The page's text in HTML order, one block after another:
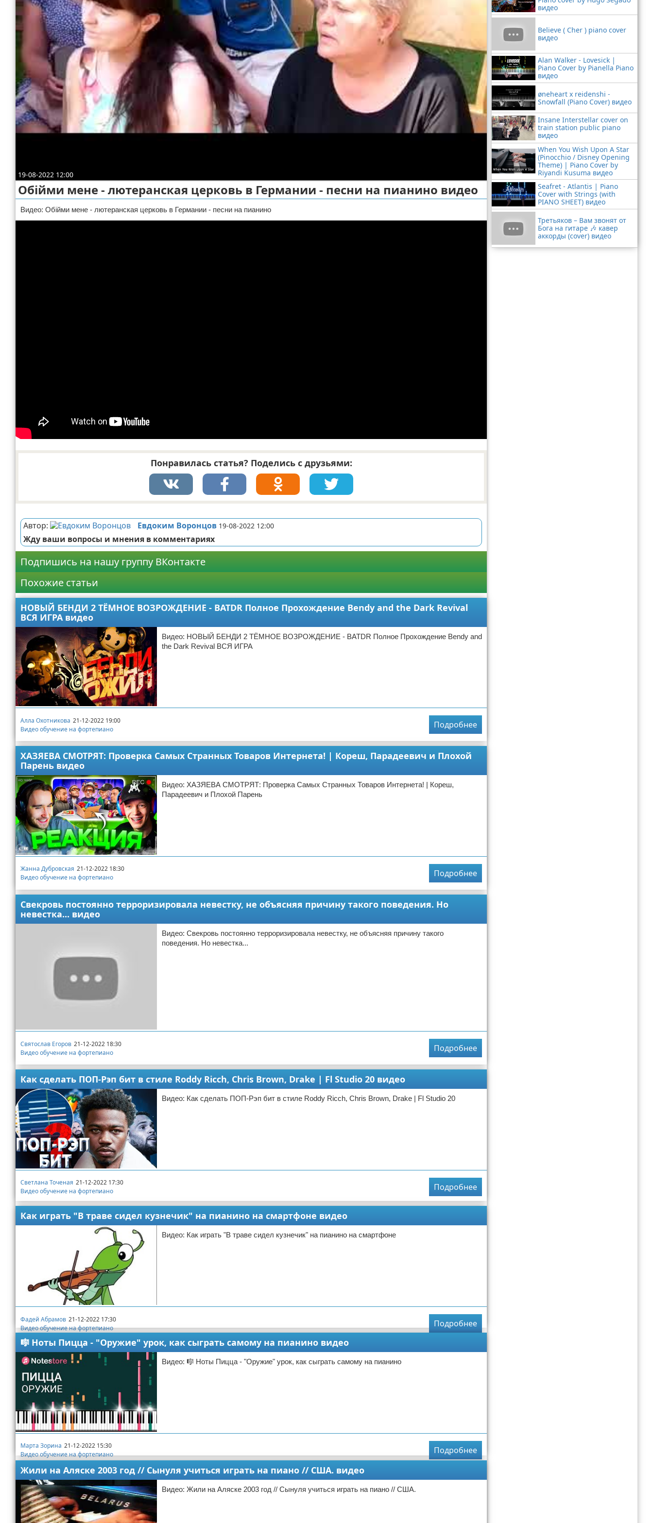
Отказ от ответственности
19-08-2022 12:00
Обiйми мене - лютеранская церковь в Германии - песни на пианино видео
Видео: Обiйми мене - лютеранская церковь в Германии - песни на пианино
Понравилась статья? Поделись с друзьями:
Автор: Евдоким Воронцов 19-08-2022 12:00
Жду ваши вопросы и мнения в комментариях
Подпишись на нашу группу ВКонтакте
Похожие статьи
НОВЫЙ БЕНДИ 2 ТЁМНОЕ ВОЗРОЖДЕНИЕ - BATDR Полное Прохождение Bendy and the Dark Revival
ВСЯ ИГРА видео
Видео: НОВЫЙ БЕНДИ 2 ТЁМНОЕ ВОЗРОЖДЕНИЕ - BATDR Полное Прохождение Bendy and
the Dark Revival ВСЯ ИГРА
Алла Охотникова 21-12-2022 19:00
Видео обучение на фортепиано
Подробнее
ХАЗЯЕВА СМОТРЯТ: Проверка Самых Странных Товаров Интернета! | Кореш, Парадеевич и Плохой
Парень видео
Видео: ХАЗЯЕВА СМОТРЯТ: Проверка Самых Странных Товаров Интернета! | Кореш,
Парадеевич и Плохой Парень
Жанна Дубровская 21-12-2022 18:30
Видео обучение на фортепиано
Подробнее
Свекровь постоянно терроризировала невестку, не объясняя причину такого поведения. Но
невестка... видео
Видео: Свекровь постоянно терроризировала невестку, не объясняя причину такого
поведения. Но невестка...
Святослав Егоров 21-12-2022 18:30
Видео обучение на фортепиано
Подробнее
Как сделать ПОП-Рэп бит в стиле Roddy Ricch, Chris Brown, Drake | Fl Studio 20 видео
Видео: Как сделать ПОП-Рэп бит в стиле Roddy Ricch, Chris Brown, Drake | Fl Studio 20
Светлана Точеная 21-12-2022 17:30
Видео обучение на фортепиано
Подробнее
Как играть "В траве сидел кузнечик" на пианино на смартфоне видео
Видео: Как играть "В траве сидел кузнечик" на пианино на смартфоне
Фадей Абрамов 21-12-2022 17:30
Видео обучение на фортепиано
Подробнее
🎼 Ноты Пицца - "Оружие" урок, как сыграть самому на пианино видео
Видео: 🎼 Ноты Пицца - "Оружие" урок, как сыграть самому на пианино
Марта Зорина 21-12-2022 15:30
Видео обучение на фортепиано
Подробнее
Жили на Аляске 2003 год // Сынуля учиться играть на пиано // США. видео
Видео: Жили на Аляске 2003 год // Сынуля учиться играть на пиано // США.
видео
Believe ( Cher ) piano cover
видео
Alan Walker - Lovesick |
Piano Cover by Pianella Piano
видео
øneheart x reidenshi -
Snowfall (Piano Cover) видео
Insane Interstellar cover on
train station public piano
видео
When You Wish Upon A Star
(Pinocchio / Disney Opening
Theme) | Piano Cover by
Riyandi Kusuma видео
Seafret - Atlantis | Piano
Cover with Strings (with
PIANO SHEET) видео
Третьяков – Вам звонят от
Бога на гитаре 🎶 кавер
аккорды (cover) видео